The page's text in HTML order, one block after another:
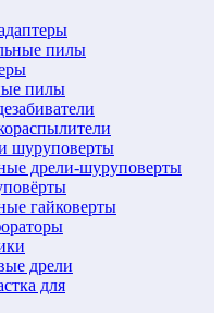
пилы
пилы
шуруповерты
дрели-шуруповерты
гайковерты
дрели
для